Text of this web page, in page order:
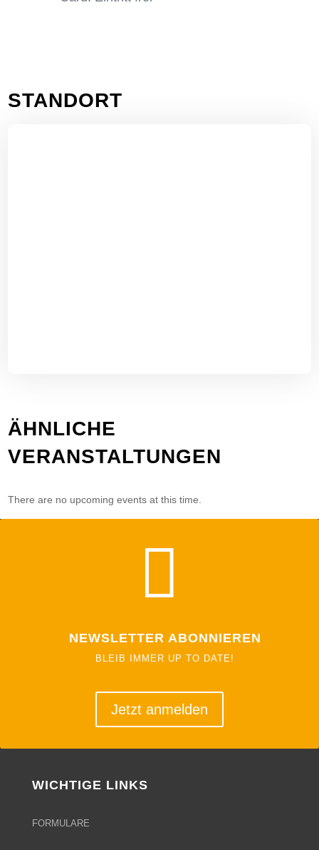
STANDORT
ÄHNLICHE
VERANSTALTUNGEN
There are no upcoming events at this time.

NEWSLETTER ABONNIEREN
BLEIB IMMER UP TO DATE!
Jetzt anmelden
WICHTIGE LINKS
FORMULARE